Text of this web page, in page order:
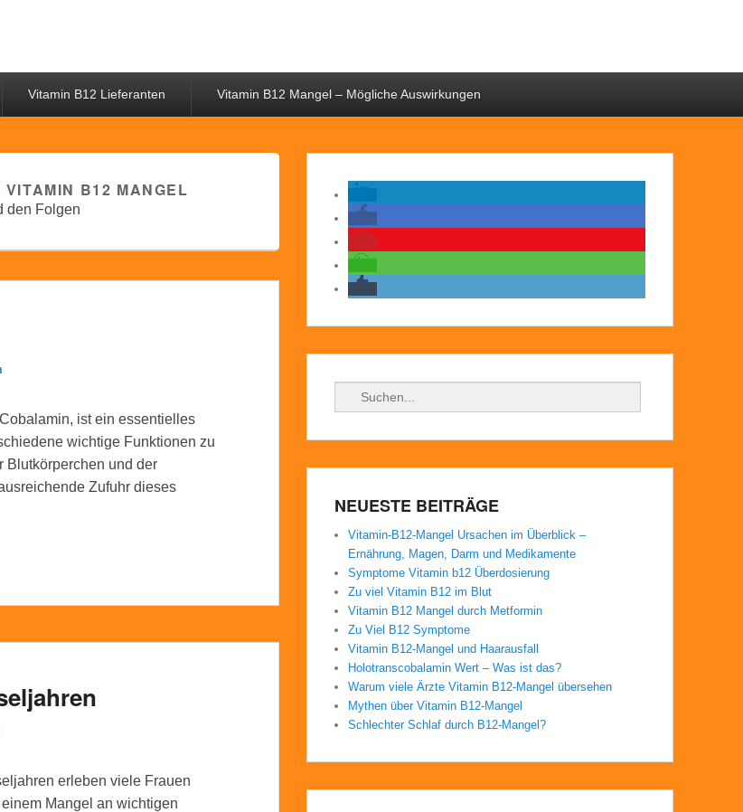
Vitamin B12 Lieferanten Vitamin B12 Mangel – Mögliche Auswirkungen
B12 MANGEL
den Folgen
ist ein essentielles
wichtige Funktionen zu
Blutkörperchen und der
Zufuhr dieses
erleben viele Frauen
Mangel an wichtigen
Suchen
NEUESTE BEITRÄGE
Vitamin-B12-Mangel Ursachen im Überblick –
Ernährung, Magen, Darm und Medikamente
Symptome Vitamin b12 Überdosierung
Zu viel Vitamin B12 im Blut
Vitamin B12 Mangel durch Metformin
Zu Viel B12 Symptome
Vitamin B12-Mangel und Haarausfall
Holotranscobalamin Wert – Was ist das?
Warum viele Ärzte Vitamin B12-Mangel übersehen
Mythen über Vitamin B12-Mangel
Schlechter Schlaf durch B12-Mangel?